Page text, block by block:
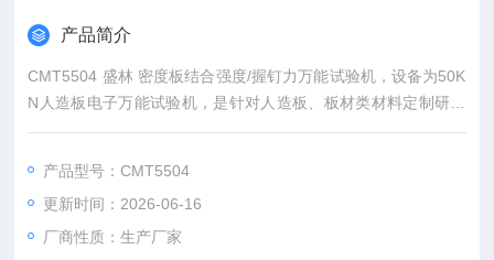
产品简介
CMT5504 盛林 密度板结合强度/握钉力万能试验机，设备为50K
N人造板电子万能试验机，是针对人造板、板材类材料定制研发
的专用力学检测设备。采用双柱门式高刚性结构，微机伺服闭环
产品型号：CMT5504
更新时间：2026-06-16
厂商性质：生产厂家